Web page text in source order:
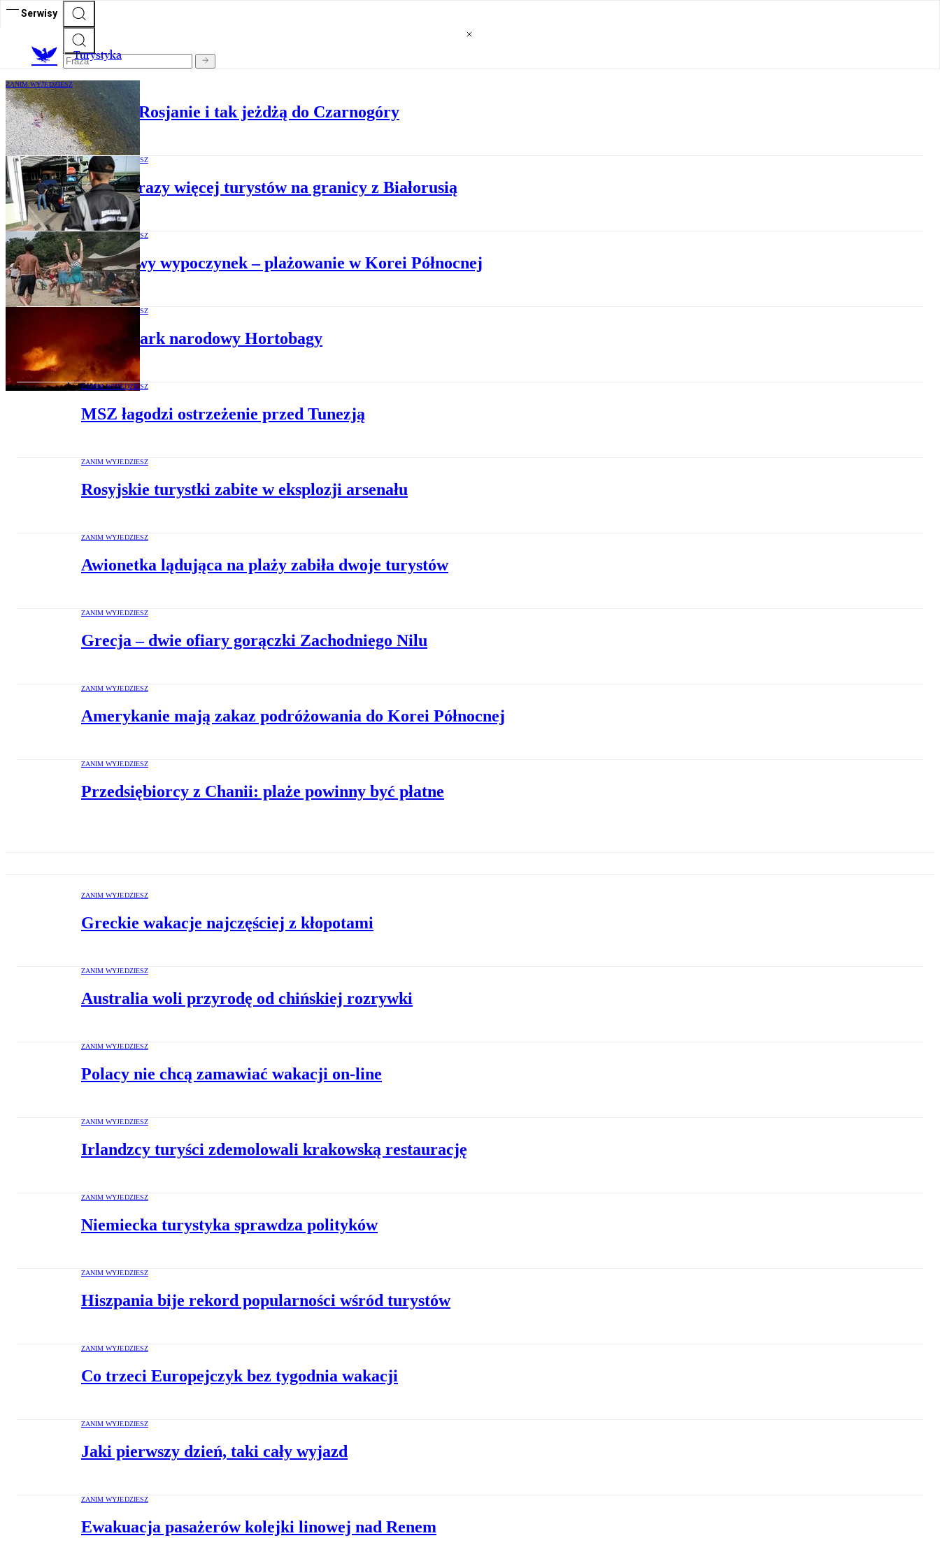
Serwisy
Turystyka
ZANIM WYJEDZIESZ
Kreml ostrzega, a Rosjanie i tak jeżdżą do Czarnogóry
ZANIM WYJEDZIESZ
Siedem razy więcej turystów na granicy z Białorusią
ZANIM WYJEDZIESZ
Reżimowy wypoczynek – plażowanie w Korei Północnej
ZANIM WYJEDZIESZ
Płonie park narodowy Hortobagy
ZANIM WYJEDZIESZ
MSZ łagodzi ostrzeżenie przed Tunezją
ZANIM WYJEDZIESZ
Rosyjskie turystki zabite w eksplozji arsenału
ZANIM WYJEDZIESZ
Awionetka lądująca na plaży zabiła dwoje turystów
ZANIM WYJEDZIESZ
Grecja – dwie ofiary gorączki Zachodniego Nilu
ZANIM WYJEDZIESZ
Amerykanie mają zakaz podróżowania do Korei Północnej
ZANIM WYJEDZIESZ
Przedsiębiorcy z Chanii: plaże powinny być płatne
ZANIM WYJEDZIESZ
Greckie wakacje najczęściej z kłopotami
ZANIM WYJEDZIESZ
Australia woli przyrodę od chińskiej rozrywki
ZANIM WYJEDZIESZ
Polacy nie chcą zamawiać wakacji on-line
ZANIM WYJEDZIESZ
Irlandzcy turyści zdemolowali krakowską restaurację
ZANIM WYJEDZIESZ
Niemiecka turystyka sprawdza polityków
ZANIM WYJEDZIESZ
Hiszpania bije rekord popularności wśród turystów
ZANIM WYJEDZIESZ
Co trzeci Europejczyk bez tygodnia wakacji
ZANIM WYJEDZIESZ
Jaki pierwszy dzień, taki cały wyjazd
ZANIM WYJEDZIESZ
Ewakuacja pasażerów kolejki linowej nad Renem